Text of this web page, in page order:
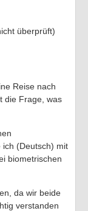
überprüft)
Reise nach
die Frage, was
ich (Deutsch) mit
biometrischen
da wir beide
verstanden